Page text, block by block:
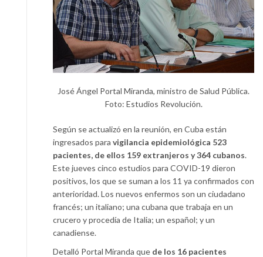
José Ángel Portal Miranda, ministro de Salud Pública.
Foto: Estudios Revolución.
Según se actualizó en la reunión, en Cuba están
ingresados para vigilancia epidemiológica 523
pacientes, de ellos 159 extranjeros y 364 cubanos.
Este jueves cinco estudios para COVID-19 dieron
positivos, los que se suman a los 11 ya confirmados con
anterioridad. Los nuevos enfermos son un ciudadano
francés; un italiano; una cubana que trabaja en un
crucero y procedía de Italia; un español; y un
canadiense.
Detalló Portal Miranda que de los 16 pacientes